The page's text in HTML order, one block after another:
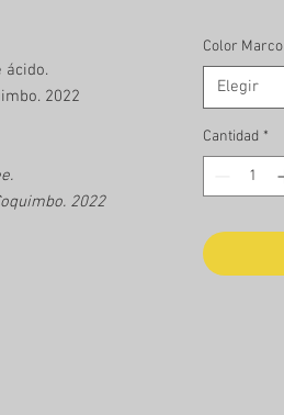
ácido.
2022
2022
Color Marco
Elegir
Cantidad *